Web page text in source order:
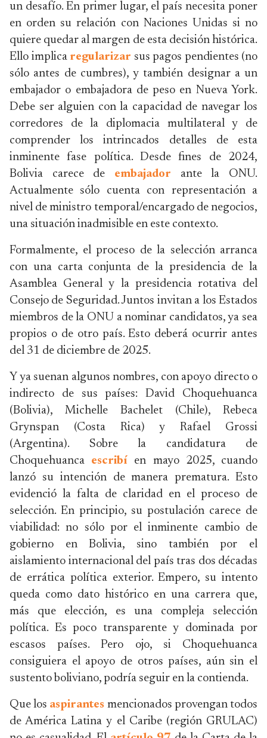
un desafío. En primer lugar, el país necesita poner
en orden su relación con Naciones Unidas si no
quiere quedar al margen de esta decisión histórica.
Ello implica regularizar sus pagos pendientes (no
sólo antes de cumbres), y también designar a un
embajador o embajadora de peso en Nueva York.
Debe ser alguien con la capacidad de navegar los
corredores de la diplomacia multilateral y de
comprender los intrincados detalles de esta
inminente fase política. Desde fines de 2024,
Bolivia carece de embajador ante la ONU.
Actualmente sólo cuenta con representación a
nivel de ministro temporal/encargado de negocios,
una situación inadmisible en este contexto.
Formalmente, el proceso de la selección arranca
con una carta conjunta de la presidencia de la
Asamblea General y la presidencia rotativa del
Consejo de Seguridad. Juntos invitan a los Estados
miembros de la ONU a nominar candidatos, ya sea
propios o de otro país. Esto deberá ocurrir antes
del 31 de diciembre de 2025.
Y ya suenan algunos nombres, con apoyo directo o
indirecto de sus países: David Choquehuanca
(Bolivia), Michelle Bachelet (Chile), Rebeca
Grynspan (Costa Rica) y Rafael Grossi
(Argentina). Sobre la candidatura de
Choquehuanca escribí en mayo 2025, cuando
lanzó su intención de manera prematura. Esto
evidenció la falta de claridad en el proceso de
selección. En principio, su postulación carece de
viabilidad: no sólo por el inminente cambio de
gobierno en Bolivia, sino también por el
aislamiento internacional del país tras dos décadas
de errática política exterior. Empero, su intento
queda como dato histórico en una carrera que,
más que elección, es una compleja selección
política. Es poco transparente y dominada por
escasos países. Pero ojo, si Choquehuanca
consiguiera el apoyo de otros países, aún sin el
sustento boliviano, podría seguir en la contienda.
Que los aspirantes mencionados provengan todos
de América Latina y el Caribe (región GRULAC)